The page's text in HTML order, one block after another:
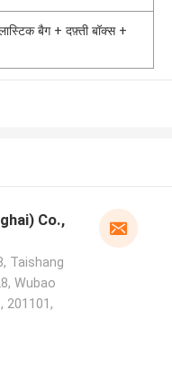
बैग + दफ़्ती बॉक्स +
Co.,
Taishang
Wubao
201101,